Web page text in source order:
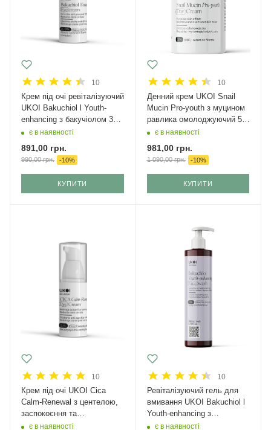
10
Крем під очі ревіталізуючий
UKOI Bakuchiol l Youth-
enhancing з бакучіолом 30
млє в наявності
891,00 грн.
990,00грн. -10%
КУПИТИ
10
Денний крем UKOI Snail
Mucin Pro-youth з муцином
равлика омолоджуючий 50
млє в наявності
981,00грн.
1 090,00грн. -10%
КУПИТИ
10
Крем під очі UKOI Cica
Calm-Renewal з центелою,
заспокоєння та
відновлення 30 мл
є в наявності
10
Ревіталізуючий гель для
вмивання UKOI Bakuchiol l
Youth-enhancing з
бакучіолом 200 мл
є в наявності